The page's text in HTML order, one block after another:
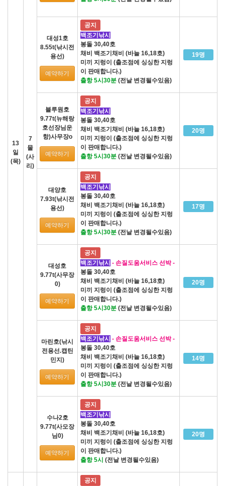
13
일
(목)
7
물
(사
리)
대성1호
8.55t(낚시전
용선)
예약하기
공지
백조기낚시
봉돌 30,40호
채비 백조기채비 (바늘 16,18호)
미끼 지렁이 (출조점에 싱싱한 지렁
이 판매합니다.)
출항 5시30분 (전날 변경될수있음)
19명
블루원호
9.77t(뉴해랑
호선장님운
항)사무장o
예약하기
공지
백조기낚시
봉돌 30,40호
채비 백조기채비 (바늘 16,18호)
미끼 지렁이 (출조점에 싱싱한 지렁
이 판매합니다.)
출항 5시30분 (전날 변경될수있음)
20명
대양호
7.93t(낚시전
용선)
예약하기
공지
백조기낚시
봉돌 30,40호
채비 백조기채비 (바늘 16,18호)
미끼 지렁이 (출조점에 싱싱한 지렁
이 판매합니다.)
출항 5시30분 (전날 변경될수있음)
17명
대성호
9.77t(사무장
0)
예약하기
공지
백조기낚시 - 손질도움서비스 선박 -
봉돌 30,40호
채비 백조기채비 (바늘 16,18호)
미끼 지렁이 (출조점에 싱싱한 지렁
이 판매합니다.)
출항 5시30분 (전날 변경될수있음)
20명
마린호(낚시
전용선.캡틴
민지)
예약하기
공지
백조기낚시 - 손질도움서비스 선박 -
봉돌 30,40호
채비 백조기채비 (바늘 16,18호)
미끼 지렁이 (출조점에 싱싱한 지렁
이 판매합니다.)
출항 5시30분 (전날 변경될수있음)
14명
수나2호
9.77t(사모장
님0)
예약하기
공지
백조기낚시
봉돌 30,40호
채비 백조기채비 (바늘 16,18호)
미끼 지렁이 (출조점에 싱싱한 지렁
이 판매합니다.)
출항 5시 (전날 변경될수있음)
20명
공지